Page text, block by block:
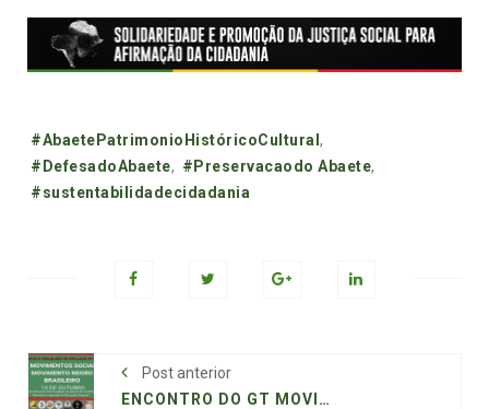
Tags:
#AbaetePatrimonioHistóricoCultural ,
#DefesadoAbaete, #Preservacaodo Abaete,
#sustentabilidadecidadania
Post anterior
ENCONTRO DO GT MOVIMENTOS SOCIAIS E MOVIMENTO NEGRO BRASILEIRO